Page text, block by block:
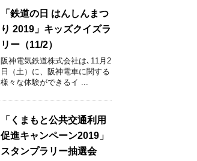
「鉄道の日 はんしんまつ
り 2019」キッズクイズラ
リー（11/2）
阪神電気鉄道株式会社は､11月2
日（土）に、阪神電車に関する
様々な体験ができるイ ...
「くまもと公共交通利用
促進キャンペーン2019」
スタンプラリー抽選会